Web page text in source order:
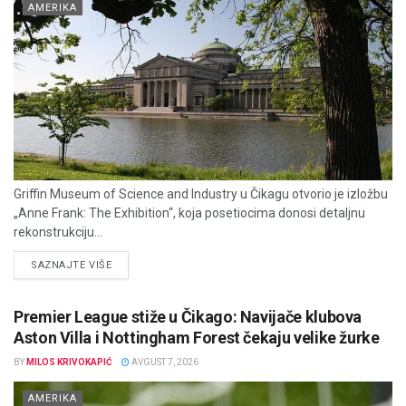
AMERIKA
Griffin Museum of Science and Industry u Čikagu otvorio je izložbu
„Anne Frank: The Exhibition“, koja posetiocima donosi detaljnu
rekonstrukciju...
SAZNAJTE VIŠEDETAILS
Premier League stiže u Čikago: Navijače klubova
Aston Villa i Nottingham Forest čekaju velike žurke
BY MILOS KRIVOKAPIĆ AVGUST 7, 2026
AMERIKA